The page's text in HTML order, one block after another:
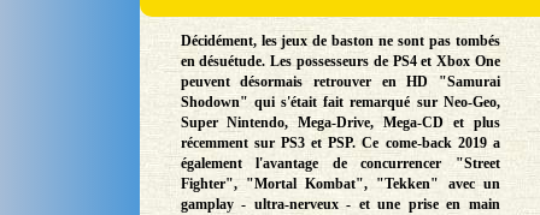
Décidément, les jeux de baston ne sont pas tombés
en désuétude. Les possesseurs de PS4 et Xbox One
peuvent désormais retrouver en HD "Samurai
Shodown" qui s'était fait remarqué sur Neo-Geo,
Super Nintendo, Mega-Drive, Mega-CD et plus
récemment sur PS3 et PSP. Ce come-back 2019 a
également l'avantage de concurrencer "Street
Fighter", "Mortal Kombat", "Tekken" avec un
gamplay - ultra-nerveux - et une prise en main